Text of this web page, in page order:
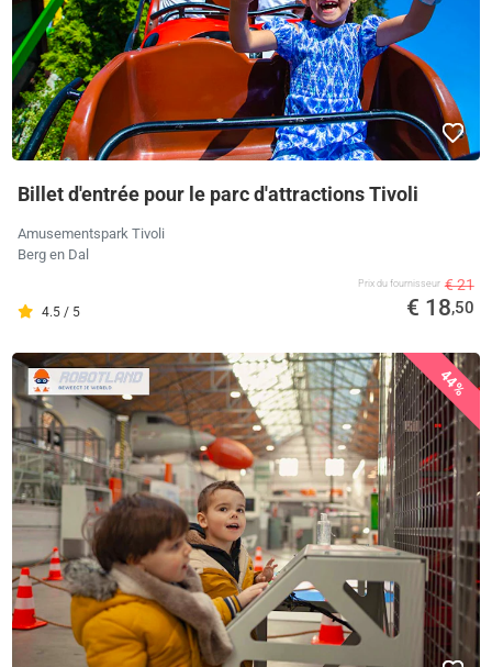
Billet d'entrée pour le parc d'attractions Tivoli
Amusementspark Tivoli
Berg en Dal
4.5 / 5
Prix ​​du fournisseur € 21
€ 18,50
44%